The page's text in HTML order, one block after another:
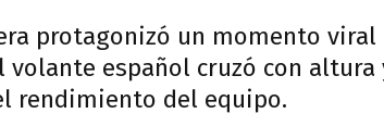
protagonizó un momento
volante español cruzó con
rendimiento del equipo.